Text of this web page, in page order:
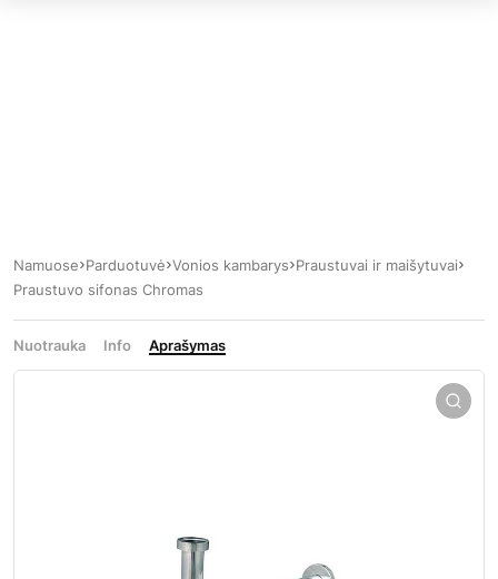
Namuose Parduotuvė Vonios kambarys Praustuvai ir maišytuvai
Praustuvo sifonas Chromas
Nuotrauka Info Aprašymas